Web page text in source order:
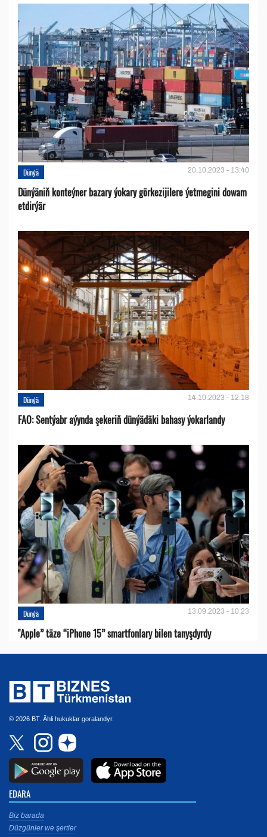
Dünýä 20.10.2023 - 13:40
Dünýäniň konteýner bazary ýokary görkezijilere ýetmegini dowam
etdirýär
Dünýä 14.10.2023 - 12:18
FAO: Sentýabr aýynda şekeriň dünýädäki bahasy ýokarlandy
Dünýä 13.09.2023 - 10:23
"Apple” täze “iPhone 15” smartfonlary bilen tanyşdyrdy
© 2026 BT. Ähli hukuklar goralandyr.
EDARA
Biz barada
Düzgünler we şertler